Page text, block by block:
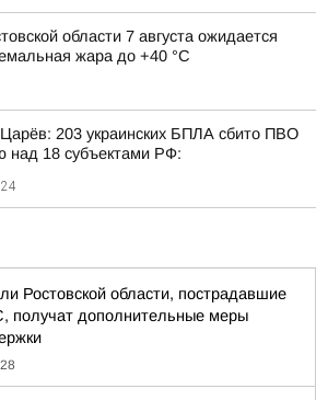
области 7 августа ожидается
жара до +40 °С
203 украинских БПЛА сбито ПВО
над 18 субъектами РФ:
Ростовской области, пострадавшие
получат дополнительные меры